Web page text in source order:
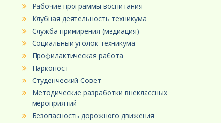
Рабочие программы воспитания
Клубная деятельность техникума
Служба примирения (медиация)
Социальный уголок техникума
Профилактическая работа
Наркопост
Студенческий Совет
Методические разработки внеклассных
мероприятий
Безопасность дорожного движения